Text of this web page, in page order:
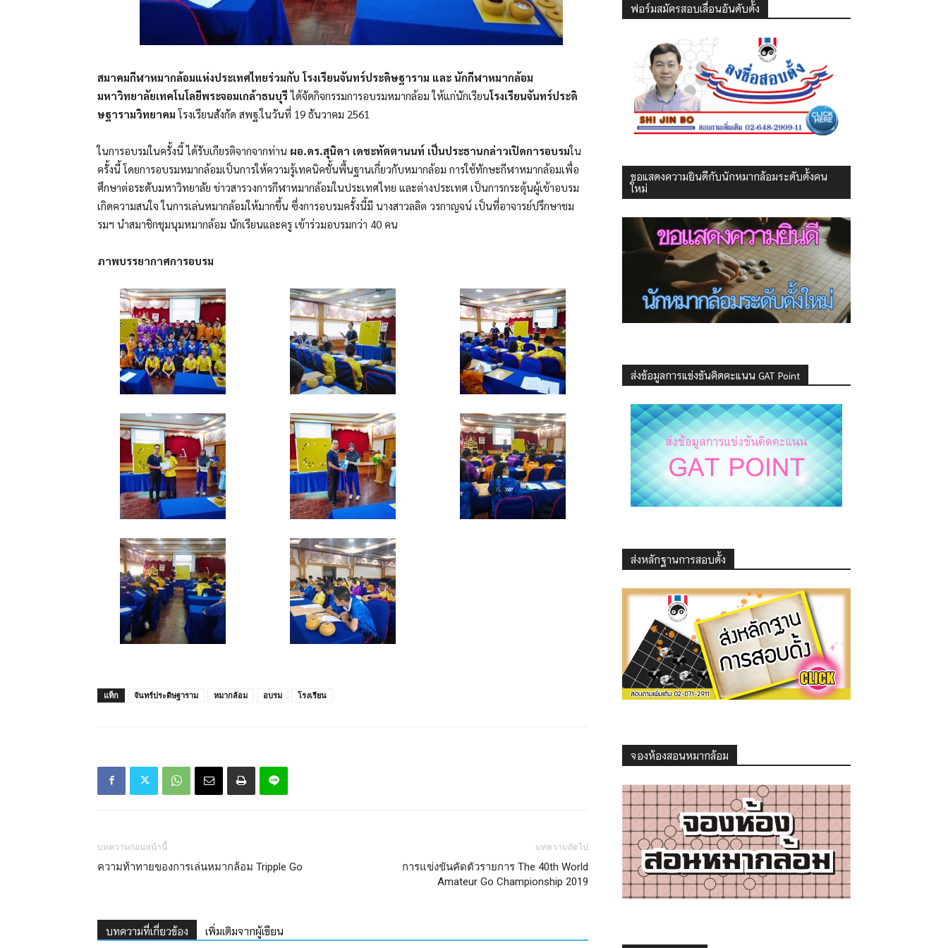
สมาคมกีฬาหมากล้อมแห่งประเทศไทยร่วมกับ โรงเรียนจันทร์ประดิษฐาราม และ นักกีฬาหมากล้อม
มหาวิทยาลัยเทคโนโลยีพระจอมเกล้าธนบุรีได้จัดกิจกรรมการอบรมหมากล้อม ให้แก่นักเรียนโรงเรียนจันทร์ประดิ
ษฐารามวิทยาคม โรงเรียนสังกัด สพฐ.ในวันที่ 19 ธันวาคม 2561
ในการอบรมในครั้งนี้ ได้รับเกียรติจากจากท่าน ผอ.ดร.สุนิดา เดชะทัตตานนท์ เป็นประธานกล่าวเปิดการอบรมใน
ครั้งนี้ โดยการอบรมหมากล้อมเป็นการให้ความรู้เทคนิคขั้นพื้นฐานเกี่ยวกับหมากล้อม การใช้ทักษะกีฬาหมากล้อมเพื่อ
ศึกษาต่อระดับมหาวิทยาลัย ข่าวสารวงการกีฬาหมากล้อมในประเทศไทย และต่างประเทศ เป็นการกระตุ้นผู้เข้าอบรม
เกิดความสนใจ ในการเล่นหมากล้อมให้มากขึ้น ซึ่งการอบรมครั้งนี้มี นางสาวลลิต วรกาญจน์ เป็นที่อาจารย์ปรึกษาชม
รมฯ นำสมาชิกชุมนุมหมากล้อม นักเรียนและครู เข้าร่วมอบรมกว่า 40 คน
ภาพบรรยากาศการอบรม
แท็ก จันทร์ประดิษฐาราม หมากล้อม อบรม โรงเรียน
บทความก่อนหน้านี้
ความท้าทายของการเล่นหมากล้อม Tripple Go
บทความถัดไป
การแข่งขันคัดตัวรายการ The 40th World
Amateur Go Championship 2019
บทความที่เกี่ยวข้อง เพิ่มเติมจากผู้เขียน
ฟอร์มสมัครสอบเลื่อนอันดับดั้ง
ขอแสดงความยินดีกับนักหมากล้อมระดับดั้งคน
ใหม่
ส่งข้อมูลการแข่งขันคิดคะแนน GAT Point
ส่งหลักฐานการสอบดั้ง
จองห้องสอนหมากล้อม